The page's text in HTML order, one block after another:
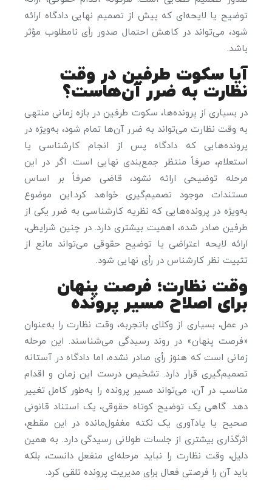
توضیح یا لایحه‌ای که پیش از تصمیم نهایی دادگاه ارائه
شود، می‌تواند در کاهش احتمال صدور رأی نامطلوب مؤثر
باشد.
آیا سکوت طرفین در وقت
نظارت به ضرر آن‌هاست؟
در بسیاری از پرونده‌ها، سکوت طرفین در بازه زمانی منتهی
به وقت نظارت می‌تواند به ضرر آن‌ها تمام شود، به‌ویژه در
پرونده‌هایی که دادگاه پس از انجام کارشناسی یا
استعلام، صرفاً منتظر جمع‌بندی نهایی است. اگر در این
مرحله توضیحی ارائه نشود، قاضی صرفاً بر اساس
مستندات موجود تصمیم‌گیری خواهد کرد.این موضوع
به‌ویژه در پرونده‌هایی که نظریه کارشناسی به ضرر یکی از
طرفین صادر شده، اهمیت بیشتری دارد. در چنین شرایطی،
ارائه لایحه اعتراضی یا توضیح حقوقی می‌تواند مانع از
تثبیت نظر کارشناس در رأی نهایی شود.
وقت نظارت؛ فرصت پنهان
برای اصلاح مسیر پرونده
در عمل، بسیاری از وکلای باتجربه، وقت نظارت را به‌عنوان
«فرصت پنهان» در روند رسیدگی می‌شناسند. این مرحله
زمانی است که هنوز رأی صادر نشده، اما دادگاه در آستانه
تصمیم‌گیری قرار دارد. تشخیص درست این زمان و اقدام
مناسب در آن، می‌تواند مسیر پرونده را به‌طور کامل تغییر
دهد. گاهی یک توضیح کوتاه حقوقی، یک استناد قانونی
صحیح یا یادآوری یک نکته مغفول‌مانده در این مقطع،
اثرگذاری بیشتری از جلسات طولانی رسیدگی دارد. به همین
دلیل، وقت نظارت را نباید مرحله‌ای منفعل دانست، بلکه
باید آن را فرصتی فعال برای مدیریت پرونده تلقی کرد.